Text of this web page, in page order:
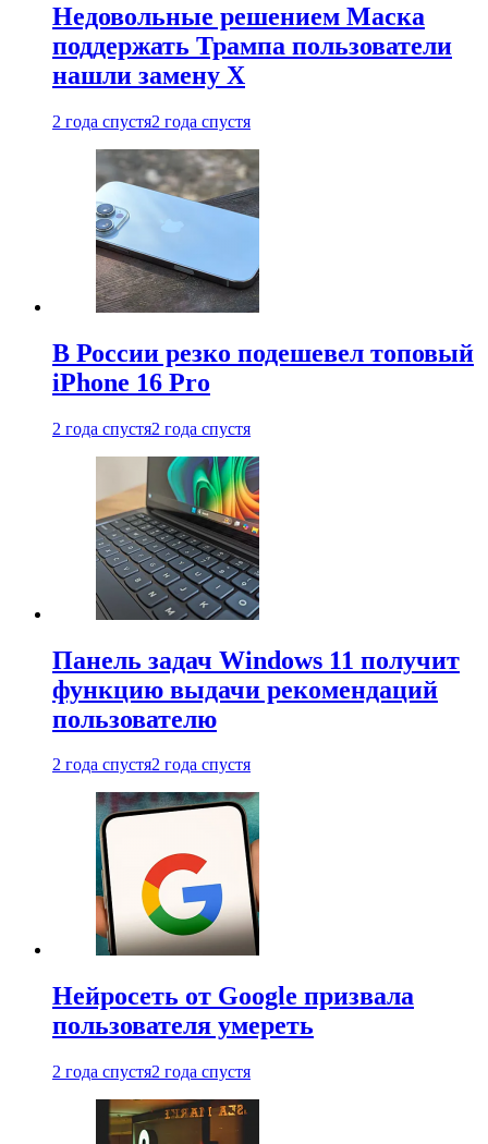
Недовольные решением Маска
поддержать Трампа пользователи
нашли замену X
2 года спустя2 года спустя
В России резко подешевел топовый
iPhone 16 Pro
2 года спустя2 года спустя
Панель задач Windows 11 получит
функцию выдачи рекомендаций
пользователю
2 года спустя2 года спустя
Нейросеть от Google призвала
пользователя умереть
2 года спустя2 года спустя